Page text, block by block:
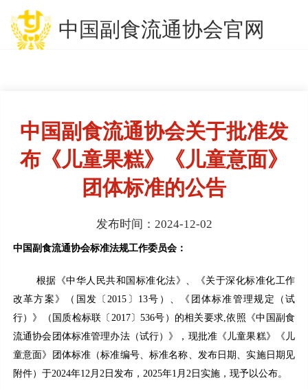
中国副食流通协会官网
中国副食流通协会关于批准发
布《儿童果糕》《儿童意面》
团体标准的公告
发布时间：2024-12-02
中国副食流通协会标准法规工作委员会：
根据《中华人民共和国标准化法》、《关于深化标准化工作
改革方案》（国发〔2015〕13号）、《团体标准管理规定（试
行）》（国质检标联〔2017〕536号）的相关要求,依照《中国副食
流通协会团体标准管理办法（试行）》，现批准《儿童果糕》《儿
童意面》团体标准（标准编号、标准名称、发布日期、实施日期见
附件）于2024年12月2日发布，2025年1月2日实施，现予以公布。